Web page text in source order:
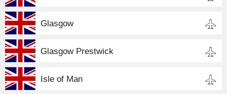
Glasgow
Glasgow Prestwick
Isle of Man